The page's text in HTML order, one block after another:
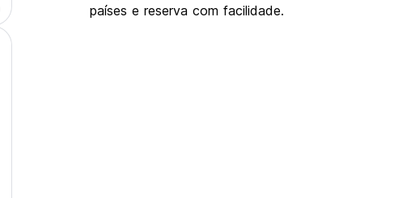
países e reserva com facilidade.